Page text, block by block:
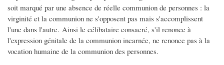
soit marqué par une absence de réelle communion de personnes : la
virginité et la communion ne s'opposent pas mais s'accomplissent
l'une dans l'autre. Ainsi le célibataire consacré, s'il renonce à
l'expression génitale de la communion incarnée, ne renonce pas à la
vocation humaine de la communion des personnes.